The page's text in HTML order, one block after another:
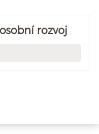
rozvoj